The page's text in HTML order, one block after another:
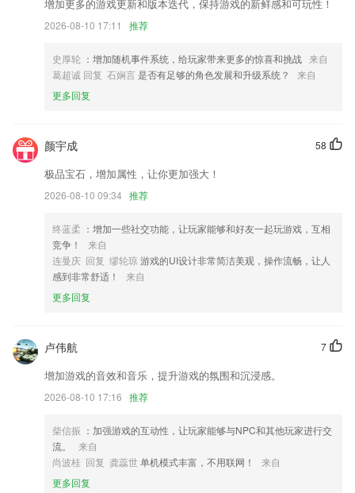
小哥哥们的头发日渐稀疏，欢迎大家的下载和吐槽。
增加提交成功或者失败的声音提示
优化悬浮时间
以上就是kaiyun体育登录网页入口的介绍，如果您喜欢这款软件，您可以
到应用商店进行打分评论，说出您的使用经历，以帮助我们更好的对产品
联系我们
以上就是捕鱼达人3破解版的介绍，如果您喜欢这款软件，您可以到应用
化修改。
增加更多的游戏更新和版本迭代，保持游戏的新鲜感和可玩性！
2026-08-10 17:11 推荐
史厚轮 ：增加随机事件系统，给玩家带来更多的惊喜和挑战 来自
葛超诚 回复 石娴言 是否有足够的角色发展和升级系统？
来自
更多回复
58
颜宇成
极品宝石，增加属性，让你更加强大！
2026-08-10 09:34 推荐
终蓝柔 ：增加一些社交功能，让玩家能够和好友一起玩游戏，互相
竞争！
来自
连曼庆 回复 缪轮琼 游戏的UI设计非常简洁美观，操作流畅，让人
感到非常舒适！
来自
更多回复
7
卢伟航
增加游戏的音效和音乐，提升游戏的氛围和沉浸感。
2026-08-10 17:16 推荐
柴信振 ：加强游戏的互动性，让玩家能够与NPC和其他玩家进行交
流。
来自
尚波桂 回复 龚蕊世单机模式丰富，不用联网！
来自
更多回复